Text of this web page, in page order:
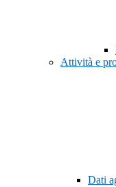
Attività e
Dati